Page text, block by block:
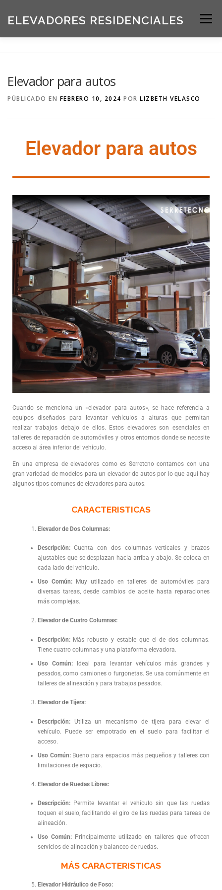
ELEVADORES RESIDENCIALES Menú
Elevador para autos
PÚBLICADO EN FEBRERO 10, 2024 POR LIZBETH VELASCO
Elevador para autos
Cuando se menciona un «elevador para autos», se hace referencia a
equipos diseñados para levantar vehículos a alturas que permitan
realizar trabajos debajo de ellos. Estos elevadores son esenciales en
talleres de reparación de automóviles y otros entornos donde se necesite
acceso al área inferior del vehículo.
En una empresa de elevadores como es Serretcno contamos con una
gran variedad de modelos para un elevador de autos por lo que aquí hay
algunos tipos comunes de elevadores para autos:
CARACTERISTICAS
Elevador de Dos Columnas:
Descripción:Cuenta con dos columnas verticales y brazos
ajustables que se desplazan hacia arriba y abajo. Se coloca en
cada lado del vehículo.
Uso Común:Muy utilizado en talleres de automóviles para
diversas tareas, desde cambios de aceite hasta reparaciones
más complejas.
Elevador de Cuatro Columnas:
Descripción:Más robusto y estable que el de dos columnas.
Tiene cuatro columnas y una plataforma elevadora.
Uso Común:Ideal para levantar vehículos más grandes y
pesados, como camiones o furgonetas. Se usa comúnmente en
talleres de alineación y para trabajos pesados.
Elevador de Tijera:
Descripción:Utiliza un mecanismo de tijera para elevar el
vehículo. Puede ser empotrado en el suelo para facilitar el
acceso.
Uso Común:Bueno para espacios más pequeños y talleres con
limitaciones de espacio.
Elevador de Ruedas Libres:
Descripción:Permite levantar el vehículo sin que las ruedas
toquen el suelo, facilitando el giro de las ruedas para tareas de
alineación.
Uso Común:Principalmente utilizado en talleres que ofrecen
servicios de alineación y balanceo de ruedas.
MÁS CARACTERISTICAS
Elevador Hidráulico de Foso: